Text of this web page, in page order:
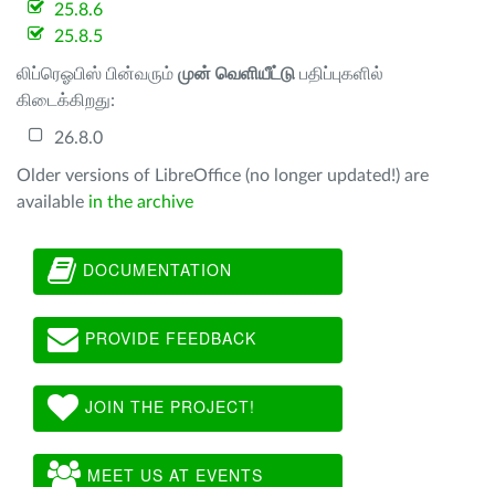
25.8.6
25.8.5
லிப்ரெஓபிஸ் பின்வரும் முன் வெளியீட்டு பதிப்புகளில்
கிடைக்கிறது:
26.8.0
Older versions of LibreOffice (no longer updated!) are
available in the archive
DOCUMENTATION
PROVIDE FEEDBACK
JOIN THE PROJECT!
MEET US AT EVENTS